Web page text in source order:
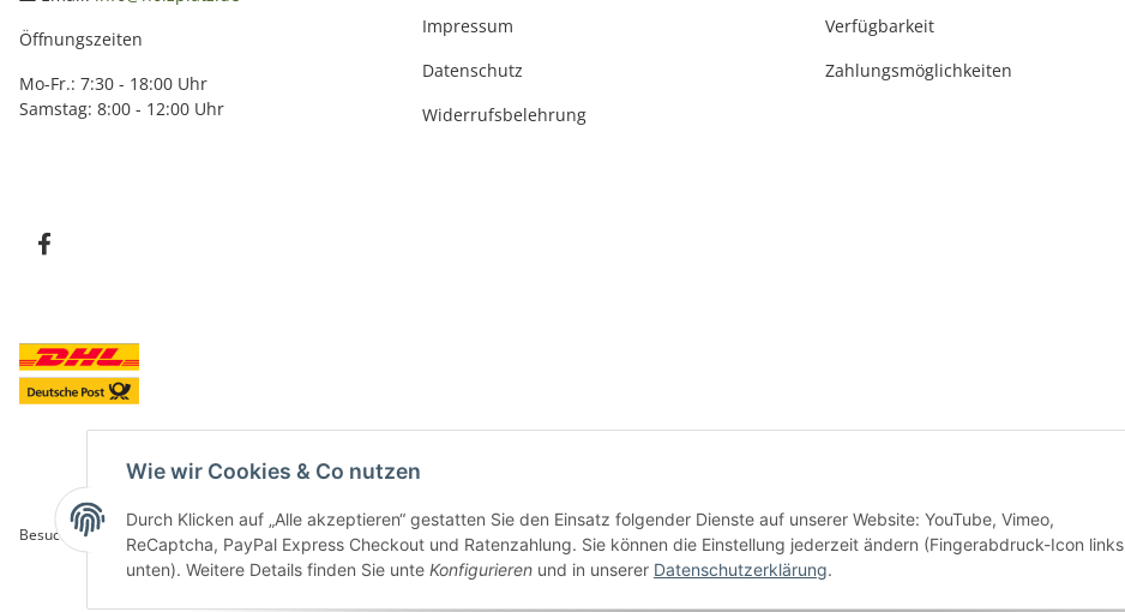
Öffnungszeiten
Mo-Fr.: 7:30 - 18:00 Uhr
Samstag: 8:00 - 12:00 Uhr
Impressum
Datenschutz
Widerrufsbelehrung
Verfügbarkeit
Zahlungsmöglichkeiten
Besucherzähler: 5849508 Alle Preise inkl. MwSt.
Wie wir Cookies & Co nutzen
Durch Klicken auf „Alle akzeptieren“ gestatten Sie den Einsatz folgender Dienste auf unserer Website: YouTube, Vimeo,
ReCaptcha, PayPal Express Checkout und Ratenzahlung. Sie können die Einstellung jederzeit ändern (Fingerabdruck-Icon links
unten). Weitere Details finden Sie unte Konfigurieren und in unserer Datenschutzerklärung.